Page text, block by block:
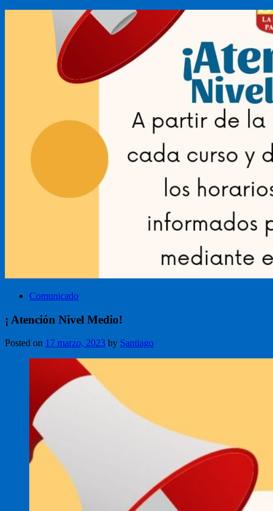
Comunicado
¡ Atención Nivel Medio!
Posted on 17 marzo, 2023 by Santiago